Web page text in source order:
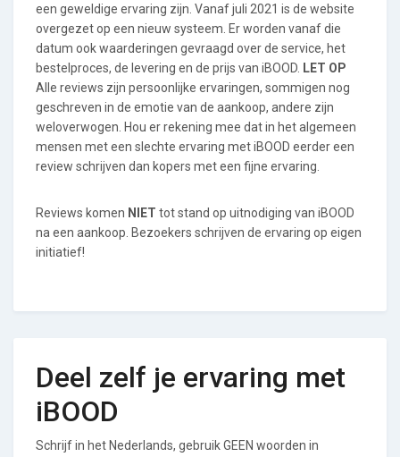
een geweldige ervaring zijn. Vanaf juli 2021 is de website
overgezet op een nieuw systeem. Er worden vanaf die
datum ook waarderingen gevraagd over de service, het
bestelproces, de levering en de prijs van iBOOD. LET OP
Alle reviews zijn persoonlijke ervaringen, sommigen nog
geschreven in de emotie van de aankoop, andere zijn
weloverwogen. Hou er rekening mee dat in het algemeen
mensen met een slechte ervaring met iBOOD eerder een
review schrijven dan kopers met een fijne ervaring.
Reviews komen NIET tot stand op uitnodiging van iBOOD
na een aankoop. Bezoekers schrijven de ervaring op eigen
initiatief!
Deel zelf je ervaring met
iBOOD
Schrijf in het Nederlands, gebruik GEEN woorden in